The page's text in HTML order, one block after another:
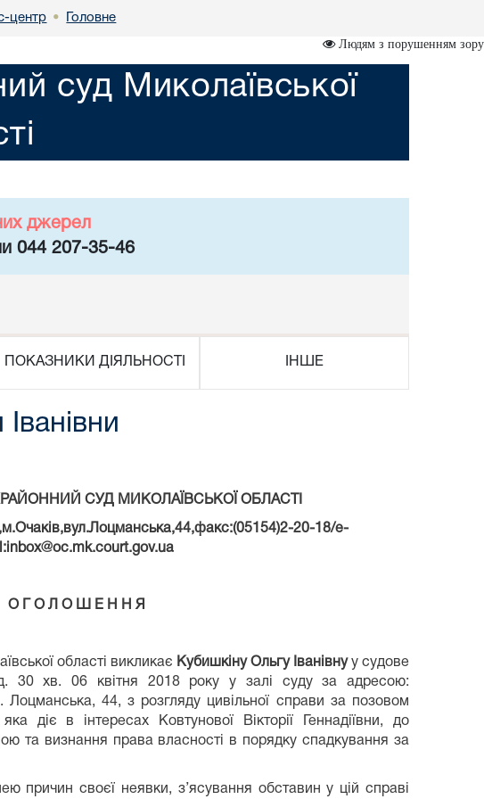
центр • Головне
Людям з порушенням зору
суд Миколаївської
джерел
044 207-35-46
ПОКАЗНИКИ ДІЯЛЬНОСТІ ІНШЕ
СУД МИКОЛАЇВСЬКОЇ ОБЛАСТІ
20-18/e-
nbox@oc.mk.court.gov.ua
О Г О Л О Ш Е Н Н Я
області викликає Кубишкіну Ольгу Іванівнуу судове
30 хв. 06 квітня 2018 року у залі суду за адресою:
Лоцманська, 44, з розгляду цивільної справи за позовом
діє в інтересах Ковтунової Вікторії Геннадіївни, до
та визнання права власності в порядку спадкування за
причин своєї неявки, з’ясування обставин у цій справі